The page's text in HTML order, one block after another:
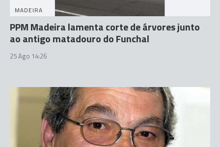
MADEIRA
PPM Madeira lamenta corte de árvores junto
ao antigo matadouro do Funchal
25 Ago 14:26